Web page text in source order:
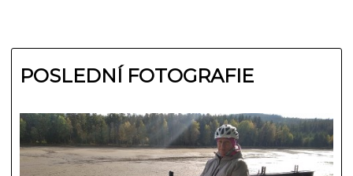
POSLEDNÍ FOTOGRAFIE